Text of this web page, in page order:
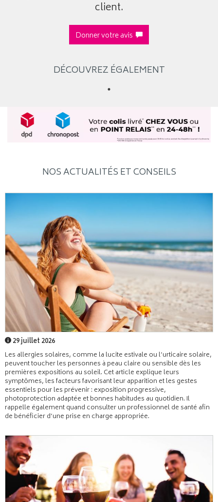
client.
Donner votre avis
DÉCOUVREZ ÉGALEMENT
NOS ACTUALITÉS ET CONSEILS
29 juillet 2026
Les allergies solaires, comme la lucite estivale ou l’urticaire solaire,
peuvent toucher les personnes à peau claire ou sensible dès les
premières expositions au soleil. Cet article explique leurs
symptômes, les facteurs favorisant leur apparition et les gestes
essentiels pour les prévenir : exposition progressive,
photoprotection adaptée et bonnes habitudes au quotidien. Il
rappelle également quand consulter un professionnel de santé afin
de bénéficier d’une prise en charge appropriée.